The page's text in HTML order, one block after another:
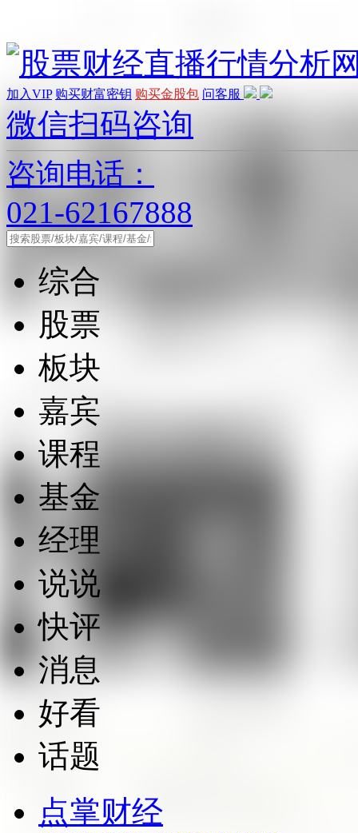
加入VIP 购买财富密钥 购买金股包 问客服
微信扫码咨询
咨询电话：
021-62167888
综合
股票
板块
嘉宾
课程
基金
经理
说说
快评
消息
好看
话题
点掌财经